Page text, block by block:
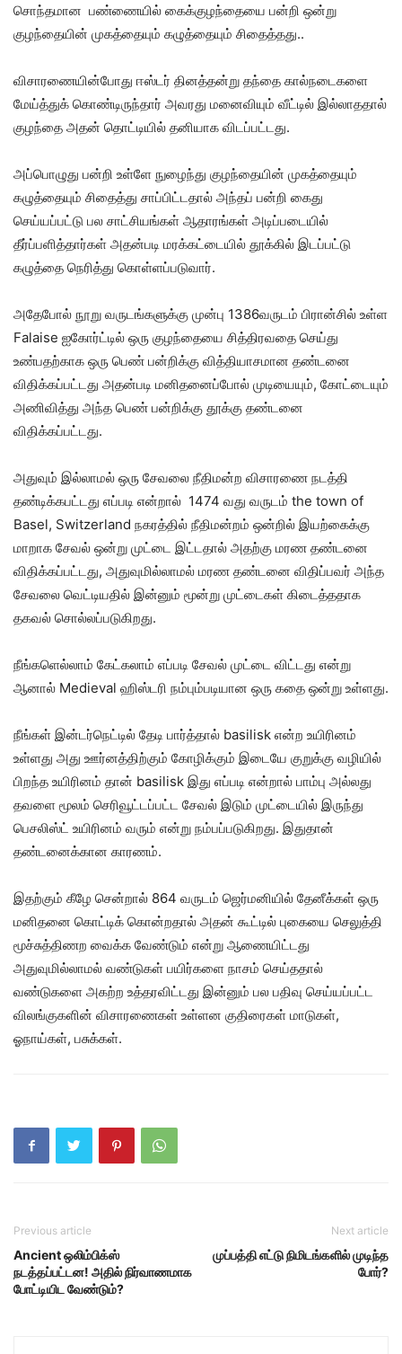
சொந்தமான பண்ணையில் கைக்குழந்தையை பன்றி ஒன்று
குழந்தையின் முகத்தையும் கழுத்தையும் சிதைத்தது..
விசாரணையின்போது ஈஸ்டர் தினத்தன்று தந்தை கால்நடைகளை
மேய்த்துக் கொண்டிருந்தார் அவரது மனைவியும் வீட்டில் இல்லாததால்
குழந்தை அதன் தொட்டியில் தனியாக விடப்பட்டது.
அப்பொழுது பன்றி உள்ளே நுழைந்து குழந்தையின் முகத்தையும்
கழுத்தையும் சிதைத்து சாப்பிட்டதால் அந்தப் பன்றி கைது
செய்யப்பட்டு பல சாட்சியங்கள் ஆதாரங்கள் அடிப்படையில்
தீர்ப்பளித்தார்கள் அதன்படி மரக்கட்டையில் தூக்கில் இடப்பட்டு
கழுத்தை நெரித்து கொள்ளப்படுவார்.
அதேபோல் நூறு வருடங்களுக்கு முன்பு 1386வருடம் பிரான்சில் உள்ள
Falaise ஐகோர்ட்டில் ஒரு குழந்தையை சித்திரவதை செய்து
உண்பதற்காக ஒரு பெண் பன்றிக்கு வித்தியாசமான தண்டனை
விதிக்கப்பட்டது அதன்படி மனிதனைப்போல் முடியையும், கோட்டையும்
அணிவித்து அந்த பெண் பன்றிக்கு தூக்கு தண்டனை
விதிக்கப்பட்டது.
அதுவும் இல்லாமல் ஒரு சேவலை நீதிமன்ற விசாரணை நடத்தி
தண்டிக்கபட்டது எப்படி என்றால் 1474 வது வருடம் the town of
Basel, Switzerland நகரத்தில் நீதிமன்றம் ஒன்றில் இயற்கைக்கு
மாறாக சேவல் ஒன்று முட்டை இட்டதால் அதற்கு மரண தண்டனை
விதிக்கப்பட்டது, அதுவுமில்லாமல் மரண தண்டனை விதிப்பவர் அந்த
சேவலை வெட்டியதில் இன்னும் மூன்று முட்டைகள் கிடைத்ததாக
தகவல் சொல்லப்படுகிறது.
நீங்களெல்லாம் கேட்கலாம் எப்படி சேவல் முட்டை விட்டது என்று
ஆனால் Medieval ஹிஸ்டரி நம்பும்படியான ஒரு கதை ஒன்று உள்ளது.
நீங்கள் இன்டர்நெட்டில் தேடி பார்த்தால் basilisk என்ற உயிரினம்
உள்ளது அது ஊர்னத்திற்கும் கோழிக்கும் இடையே குறுக்கு வழியில்
பிறந்த உயிரினம் தான் basilisk இது எப்படி என்றால் பாம்பு அல்லது
தவளை மூலம் செரிவூட்டப்பட்ட சேவல் இடும் முட்டையில் இருந்து
பெசலிஸ்ட் உயிரினம் வரும் என்று நம்பப்படுகிறது. இதுதான்
தண்டனைக்கான காரணம்.
இதற்கும் கீழே சென்றால் 864 வருடம் ஜெர்மனியில் தேனீக்கள் ஒரு
மனிதனை கொட்டிக் கொன்றதால் அதன் கூட்டில் புகையை செலுத்தி
மூச்சுத்திணற வைக்க வேண்டும் என்று ஆணையிட்டது
அதுவுமில்லாமல் வண்டுகள் பயிர்களை நாசம் செய்ததால்
வண்டுகளை அகற்ற உத்தரவிட்டது இன்னும் பல பதிவு செய்யப்பட்ட
விலங்குகளின் விசாரணைகள் உள்ளன குதிரைகள் மாடுகள்,
ஓநாய்கள், பசுக்கள்.
Previous article
Ancient ஒலிம்பிக்ஸ்
நடத்தப்பட்டன! அதில் நிர்வாணமாக
போட்டியிட வேண்டும்?
Next article
முப்பத்தி எட்டு நிமிடங்களில் முடிந்த
போர்?